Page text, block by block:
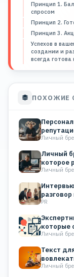
Принцип 1.
спросом
Принцип 2.
Принцип 3.
Успехов в
создании и
всегда готова
ПОХОЖИЕ
Личный
Личный
которое
Личный
PR
которые
Личный
Текст
Личный